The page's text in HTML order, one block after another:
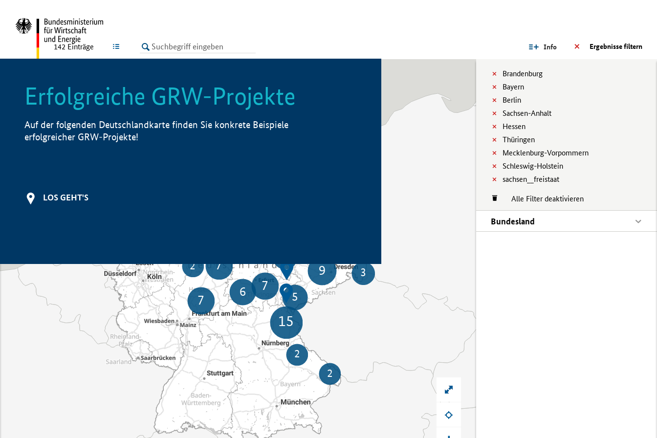
LISTE Ergebnisse filtern
Info
Brandenburg
Bayern
Berlin
Sachsen-Anhalt
Hessen
Thüringen
Mecklenburg-Vorpommern
Schleswig-Holstein
sachsen__freistaat
Alle Filter deaktivieren
Bundesland
142 Einträge
Erfolgreiche GRW-Projekte
Auf der folgenden Deutschlandkarte finden Sie konkrete Beispiele
erfolgreicher GRW-Projekte!
LOS GEHT'S